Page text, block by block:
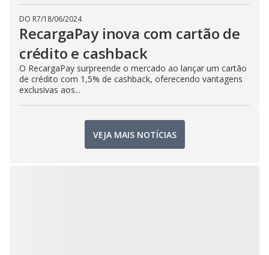
DO R7/18/06/2024
RecargaPay inova com cartão de
crédito e cashback
O RecargaPay surpreende o mercado ao lançar um cartão
de crédito com 1,5% de cashback, oferecendo vantagens
exclusivas aos...
VEJA MAIS NOTÍCIAS